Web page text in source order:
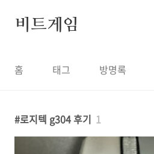
비트게임
홈 태그 방명록
로지텍 g304 후기 1